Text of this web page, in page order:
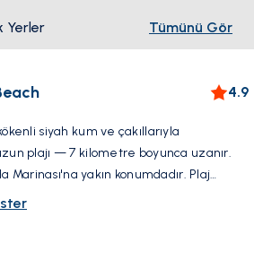
Yerler Tümünü Gör
4.9
siyah kum ve çakıllarıyla
plajı — 7 kilometre boyunca uzanır.
Marinası'na yakın konumdadır. Plaj
barlar ve restoranlar öğle durağı için